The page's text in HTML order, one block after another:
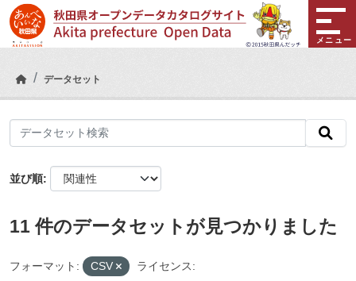
Skip to main content
メニュー
データセット
並び順
11 件のデータセットが見つかりました
フォーマット: CSV
ライセンス: